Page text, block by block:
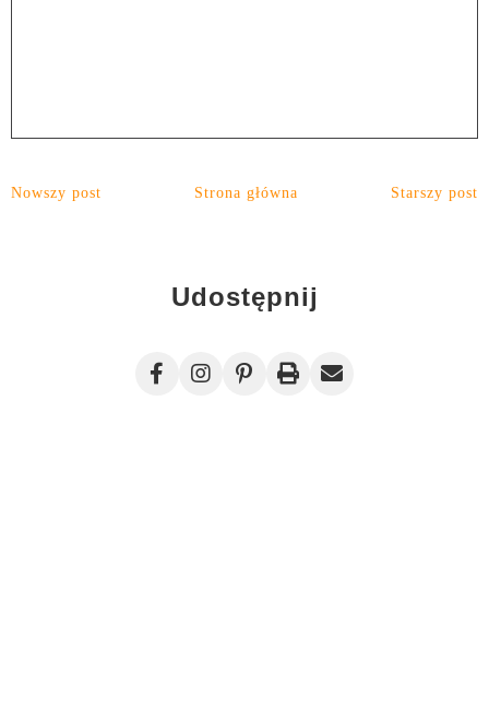
Nowszy post Starszy post
Strona główna
Udostępnij